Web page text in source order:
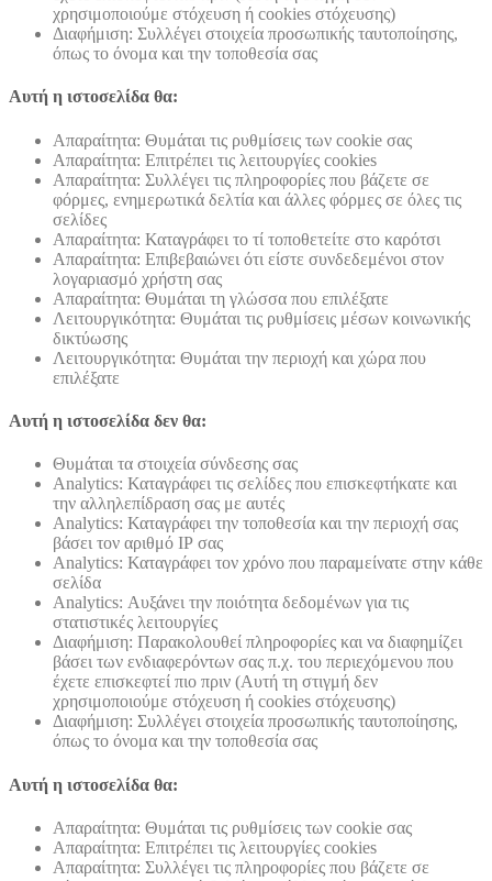
χρησιμοποιούμε στόχευση ή cookies στόχευσης)
Διαφήμιση: Συλλέγει στοιχεία προσωπικής ταυτοποίησης,
όπως το όνομα και την τοποθεσία σας
Αυτή η ιστοσελίδα θα:
Απαραίτητα: Θυμάται τις ρυθμίσεις των cookie σας
Απαραίτητα: Επιτρέπει τις λειτουργίες cookies
Απαραίτητα: Συλλέγει τις πληροφορίες που βάζετε σε
φόρμες, ενημερωτικά δελτία και άλλες φόρμες σε όλες τις
σελίδες
Απαραίτητα: Καταγράφει το τί τοποθετείτε στο καρότσι
Απαραίτητα: Επιβεβαιώνει ότι είστε συνδεδεμένοι στον
λογαριασμό χρήστη σας
Απαραίτητα: Θυμάται τη γλώσσα που επιλέξατε
Λειτουργικότητα: Θυμάται τις ρυθμίσεις μέσων κοινωνικής
δικτύωσης
Λειτουργικότητα: Θυμάται την περιοχή και χώρα που
επιλέξατε
Αυτή η ιστοσελίδα δεν θα:
Θυμάται τα στοιχεία σύνδεσης σας
Analytics: Καταγράφει τις σελίδες που επισκεφτήκατε και
την αλληλεπίδραση σας με αυτές
Analytics: Καταγράφει την τοποθεσία και την περιοχή σας
βάσει τον αριθμό ΙΡ σας
Analytics: Καταγράφει τον χρόνο που παραμείνατε στην κάθε
σελίδα
Analytics: Αυξάνει την ποιότητα δεδομένων για τις
στατιστικές λειτουργίες
Διαφήμιση: Παρακολουθεί πληροφορίες και να διαφημίζει
βάσει των ενδιαφερόντων σας π.χ. του περιεχόμενου που
έχετε επισκεφτεί πιο πριν (Αυτή τη στιγμή δεν
χρησιμοποιούμε στόχευση ή cookies στόχευσης)
Διαφήμιση: Συλλέγει στοιχεία προσωπικής ταυτοποίησης,
όπως το όνομα και την τοποθεσία σας
Αυτή η ιστοσελίδα θα:
Απαραίτητα: Θυμάται τις ρυθμίσεις των cookie σας
Απαραίτητα: Επιτρέπει τις λειτουργίες cookies
Απαραίτητα: Συλλέγει τις πληροφορίες που βάζετε σε